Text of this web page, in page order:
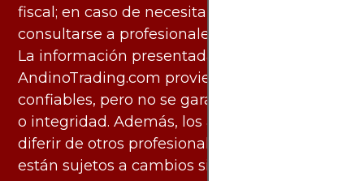
fiscal; en caso de necesitarlo, debe
consultarse a profesionales especializados.
La información presentada por
AndinoTrading.com proviene de fuentes
confiables, pero no se garantiza su exactitud
o integridad. Además, los análisis pueden
diferir de otros profesionales calificados y
están sujetos a cambios sin previo aviso.